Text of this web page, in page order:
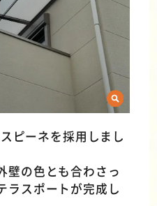
ピーネを採用しまし
壁の色とも合わさっ
ラスポートが完成し